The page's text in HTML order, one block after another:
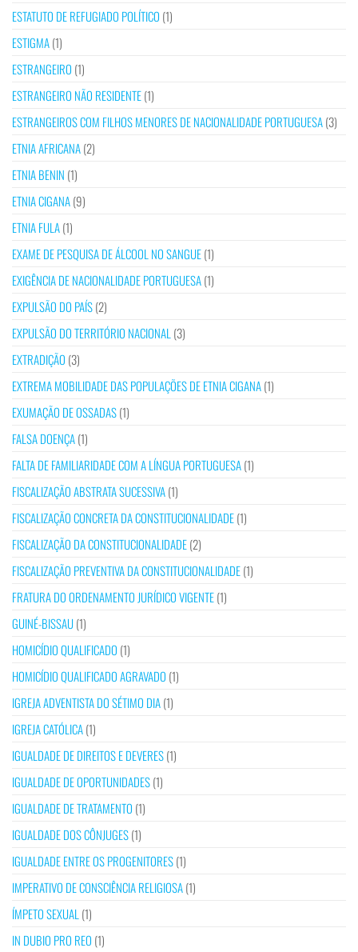
ESTATUTO DE REFUGIADO POLÍTICO (1)
ESTIGMA(1)
ESTRANGEIRO (1)
ESTRANGEIRO NÃO RESIDENTE(1)
ESTRANGEIROS COM FILHOS MENORES DE NACIONALIDADE PORTUGUESA(3)
ETNIA AFRICANA(2)
ETNIA BENIN (1)
ETNIA CIGANA(9)
ETNIA FULA(1)
EXAME DE PESQUISA DE ÁLCOOL NO SANGUE(1)
EXIGÊNCIA DE NACIONALIDADE PORTUGUESA(1)
EXPULSÃO DO PAÍS(2)
EXPULSÃO DO TERRITÓRIO NACIONAL (3)
EXTRADIÇÃO (3)
EXTREMA MOBILIDADE DAS POPULAÇÕES DE ETNIA CIGANA(1)
EXUMAÇÃO DE OSSADAS(1)
FALSA DOENÇA(1)
FALTA DE FAMILIARIDADE COM A LÍNGUA PORTUGUESA(1)
FISCALIZAÇÃO ABSTRATA SUCESSIVA(1)
FISCALIZAÇÃO CONCRETA DA CONSTITUCIONALIDADE(1)
FISCALIZAÇÃO DA CONSTITUCIONALIDADE(2)
FISCALIZAÇÃO PREVENTIVA DA CONSTITUCIONALIDADE(1)
FRATURA DO ORDENAMENTO JURÍDICO VIGENTE(1)
GUINÉ-BISSAU(1)
HOMICÍDIO QUALIFICADO (1)
HOMICÍDIO QUALIFICADO AGRAVADO (1)
IGREJA ADVENTISTA DO SÉTIMO DIA(1)
IGREJA CATÓLICA(1)
IGUALDADE DE DIREITOS E DEVERES(1)
IGUALDADE DE OPORTUNIDADES(1)
IGUALDADE DE TRATAMENTO (1)
IGUALDADE DOS CÔNJUGES(1)
IGUALDADE ENTRE OS PROGENITORES(1)
IMPERATIVO DE CONSCIÊNCIA RELIGIOSA(1)
ÍMPETO SEXUAL (1)
IN DUBIO PRO REO (1)